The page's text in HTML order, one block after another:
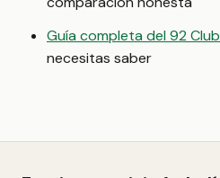
Guía completa del 92 Club
necesitas saber